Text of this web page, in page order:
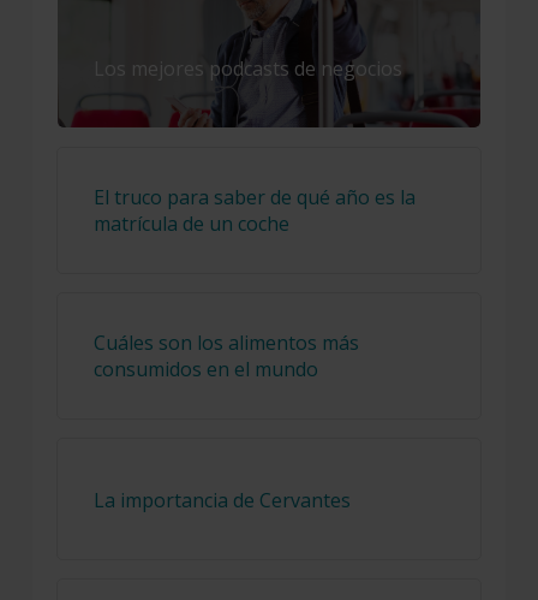
Los mejores podcasts de negocios
El truco para saber de qué año es la
matrícula de un coche
Cuáles son los alimentos más
consumidos en el mundo
La importancia de Cervantes